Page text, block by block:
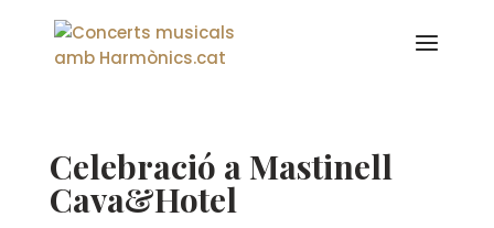
Celebració a Mastinell
Cava&Hotel